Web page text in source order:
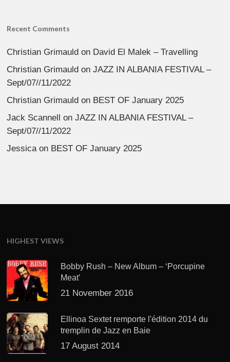
Recent Comments
Christian Grimauld on David El Malek – Travelling
Christian Grimauld onJAZZ IN ALBANIA FESTIVAL –
Sept/07//11/2022
Christian Grimauld on BEST OF January 2025
Jack Scannell
onJAZZ IN ALBANIA FESTIVAL –
Sept/07//11/2022
Jessicaon BEST OF January 2025
HIGHEST VIEWS
Bobby Rush – New Album – ‘Porcupine
Meat’
21 November 2016
Ellinoa Sextet remporte l'édition 2014 du
tremplin de Jazz en Baie
17 August 2014